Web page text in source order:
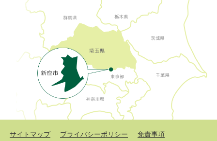
サイトマップ プライバシーポリシー
免責事項